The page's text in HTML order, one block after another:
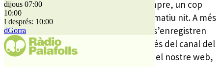
dijous 07:00
10:00
I després: 10:00
dGorra
L’assumptes Interns tornarà, com sempre, un cop
acabat l’informatiu del migdia i l’informatiu nit. A més
aquest any, les entrevistes polítiques s’enregistren
amb vídeo i les podeu consultar a través del canal del
youtube de Ràdio Palafolls o a través del nostre web,